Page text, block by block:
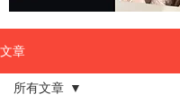
文章
所有文章